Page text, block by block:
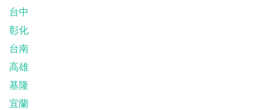
台中
彰化
台南
高雄
基隆
宜蘭